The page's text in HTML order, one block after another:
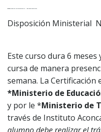
ELECTRICIDAD DOMICILIARIA – Apto para Matricular.
Disposición Ministerial
Este curso dura 6
cursa de manera
semana. La Certificación
*Ministerio de
y por le *Ministerio de
través de Instituto